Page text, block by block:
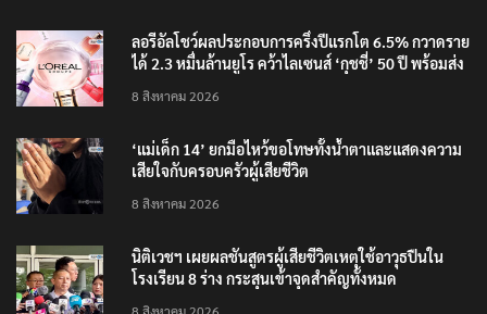
8 สิงหาคม 2026
ลอรีอัลโชว์ผลประกอบการครึ่งปีแรกโต 6.5% กวาดราย
8 สิงหาคม 2026
‘แม่เด็ก 14’ ยกมือไหว้ขอโทษทั้งน้ำตาและแสดงความ
8 สิงหาคม 2026
นิติเวชฯ เผยผลชันสูตรผู้เสียชีวิตเหตุใช้อาวุธปืนใน